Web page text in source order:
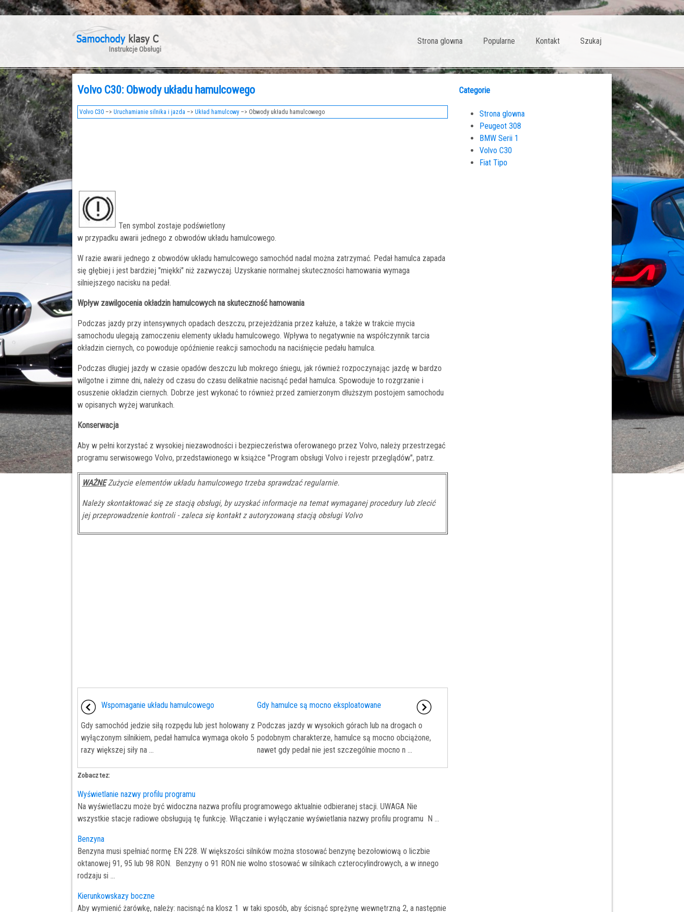
Strona glowna Popularne Kontakt Szukaj
Volvo C30: Obwody układu hamulcowego
Volvo C30 –> Uruchamianie silnika i jazda –> Układ hamulcowy –> Obwody układu hamulcowego
Ten symbol zostaje podświetlony
w przypadku awarii jednego z obwodów układu hamulcowego.
W razie awarii jednego z obwodów układu hamulcowego samochód nadal można zatrzymać. Pedał hamulca zapada
się głębiej i jest bardziej "miękki" niż zazwyczaj. Uzyskanie normalnej skuteczności hamowania wymaga
silniejszego nacisku na pedał.
Wpływ zawilgocenia okładzin hamulcowych na skuteczność hamowania
Podczas jazdy przy intensywnych opadach deszczu, przejeżdżania przez kałuże, a także w trakcie mycia
samochodu ulegają zamoczeniu elementy układu hamulcowego. Wpływa to negatywnie na współczynnik tarcia
okładzin ciernych, co powoduje opóźnienie reakcji samochodu na naciśnięcie pedału hamulca.
Podczas długiej jazdy w czasie opadów deszczu lub mokrego śniegu, jak również rozpoczynając jazdę w bardzo
wilgotne i zimne dni, należy od czasu do czasu delikatnie nacisnąć pedał hamulca. Spowoduje to rozgrzanie i
osuszenie okładzin ciernych. Dobrze jest wykonać to również przed zamierzonym dłuższym postojem samochodu
w opisanych wyżej warunkach.
Konserwacja
Aby w pełni korzystać z wysokiej niezawodności i bezpieczeństwa oferowanego przez Volvo, należy przestrzegać
programu serwisowego Volvo, przedstawionego w książce "Program obsługi Volvo i rejestr przeglądów", patrz.
WAŻNEZużycie elementów układu hamulcowego trzeba sprawdzać regularnie.
Należy skontaktować się ze stacją obsługi, by uzyskać informacje na temat wymaganej procedury lub zlecić
jej przeprowadzenie kontroli - zaleca się kontakt z autoryzowaną stacją obsługi Volvo
Wspomaganie układu hamulcowego
Gdy samochód jedzie siłą rozpędu lub jest holowany z
wyłączonym silnikiem, pedał hamulca wymaga około 5
razy większej siły na ...
Gdy hamulce są mocno eksploatowane
Podczas jazdy w wysokich górach lub na drogach o
podobnym charakterze, hamulce są mocno obciążone,
nawet gdy pedał nie jest szczególnie mocno n ...
Zobacz tez:
Wyświetlanie nazwy profilu programu
Na wyświetlaczu może być widoczna nazwa profilu programowego aktualnie odbieranej stacji. UWAGA Nie
wszystkie stacje radiowe obsługują tę funkcję. Włączanie i wyłączanie wyświetlania nazwy profilu programu N ...
Benzyna
Benzyna musi spełniać normę EN 228. W większości silników można stosować benzynę bezołowiową o liczbie
oktanowej 91, 95 lub 98 RON. Benzyny o 91 RON nie wolno stosować w silnikach czterocylindrowych, a w innego
rodzaju si ...
Kierunkowskazy boczne
Aby wymienić żarówkę, należy: nacisnąć na klosz 1 w taki sposób, aby ścisnąć sprężynę wewnętrzną 2, a następnie
Categorie
Strona glowna
Peugeot 308
BMW Serii 1
Volvo C30
Fiat Tipo